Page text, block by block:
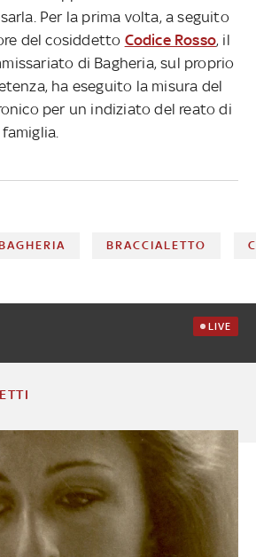
Per la prima volta, a seguito
del cosiddetto Codice Rosso, il
di Bagheria, sul proprio
ha eseguito la misura del
per un indiziato del reato di
BRACCIALETTO
LIVE